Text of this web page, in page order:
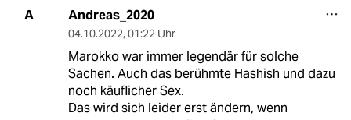
A Andreas_2020
04.10.2022, 01:22 Uhr
Marokko war immer legendär für solche
Sachen. Auch das berühmte Hashish und dazu
noch käuflicher Sex.
Das wird sich leider erst ändern, wenn